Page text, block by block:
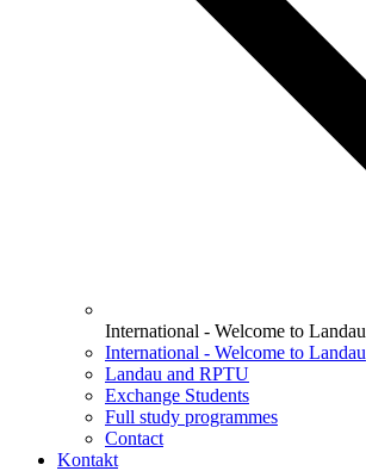
International - Welcome to Landau
International - Welcome to Landau
Landau and RPTU
Exchange Students
Full study programmes
Contact
Kontakt